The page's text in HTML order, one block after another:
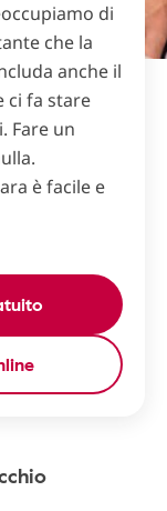
di
che la
anche il
ci fa stare
Fare un
è facile e